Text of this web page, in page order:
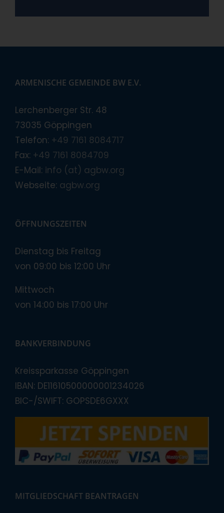
ARMENISCHE GEMEINDE BW E.V.
Lerchenberger Str. 48
73035 Göppingen
Telefon: +49 7161 8084717
Fax: +49 7161 8084709
E-Mail: info (at) agbw.org
Webseite: agbw.org
ÖFFNUNGSZEITEN
Dienstag bis Freitag
von 09:00 bis 12:00 Uhr
Mittwoch
von 14:00 bis 17:00 Uhr
BANKVERBINDUNG
Kreissparkasse Göppingen
IBAN: DE11610500000001234026
BIC-/SWIFT: GOPSDE6GXXX
MITGLIEDSCHAFT BEANTRAGEN